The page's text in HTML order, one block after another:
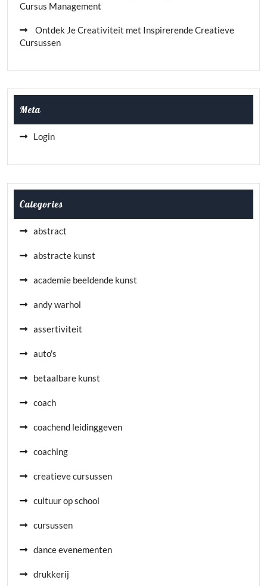
Cursus Management
Ontdek Je Creativiteit met Inspirerende Creatieve
Cursussen
Meta
Login
Categories
abstract
abstracte kunst
academie beeldende kunst
andy warhol
assertiviteit
auto's
betaalbare kunst
coach
coachend leidinggeven
coaching
creatieve cursussen
cultuur op school
cursussen
dance evenementen
drukkerij